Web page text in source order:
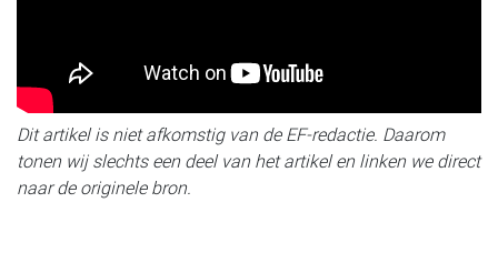
Dit artikel is niet afkomstig van de EF-redactie. Daarom
tonen wij slechts een deel van het artikel en linken we direct
naar de originele bron.